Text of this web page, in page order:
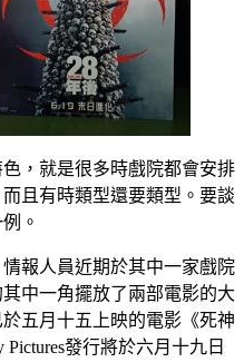
，就是很多時戲院都會安排
且有時類型還要類型。要談
。
報人員近期於其中一家戲院
中一角擺放了兩部電影的大
五月十五上映的電影《死神
發行將於六月十九日